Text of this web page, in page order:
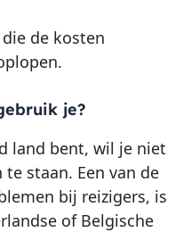
de kosten
je?
land bent, wil je niet
staan. Een van de
bij reizigers, is
of Belgische